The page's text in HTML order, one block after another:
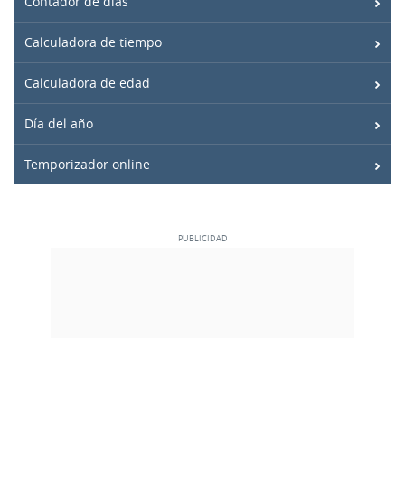
Calculadora de tiempo
Calculadora de edad
Día del año
Temporizador online